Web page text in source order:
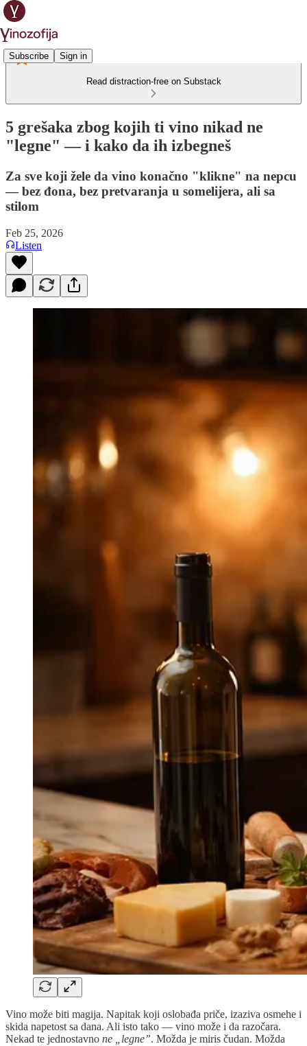
Subscribe Sign in
Read distraction-free on Substack
5 grešaka zbog kojih ti vino nikad ne
"legne" — i kako da ih izbegneš
Za sve koji žele da vino konačno "klikne" na nepcu
— bez đona, bez pretvaranja u somelijera, ali sa
stilom
Feb 25, 2026
Listen
Vino može biti magija. Napitak koji oslobađa priče, izaziva osmehe i
skida napetost sa dana. Ali isto tako — vino može i da razočara.
Nekad te jednostavno ne „legne”. Možda je miris čudan. Možda